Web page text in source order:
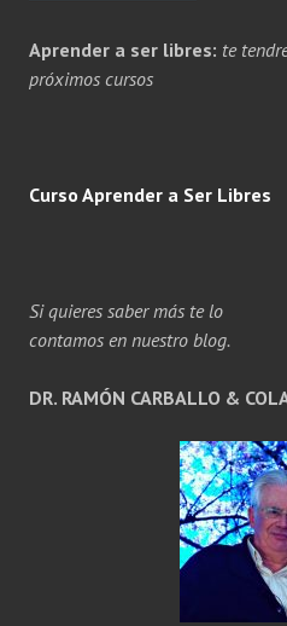
Aprender a ser libres: te
próximos cursos
Curso Aprender a Ser Libres
Si quieres saber más te lo
contamos en nuestro blog.
DR. RAMÓN CARBALLO &